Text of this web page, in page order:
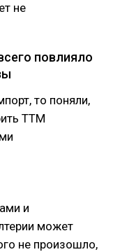
не
повлияло
то поняли,
ТТМ
и
может
не произошло,